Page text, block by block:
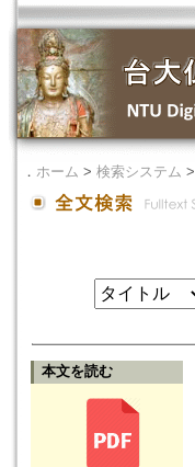
． ホーム > 検索システム >
本文を読む